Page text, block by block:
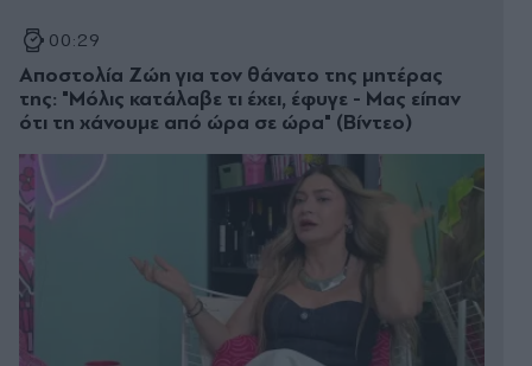
00:29
Αποστολία Ζώη για τον θάνατο της μητέρας
της: "Μόλις κατάλαβε τι έχει, έφυγε - Μας είπαν
ότι τη χάνουμε από ώρα σε ώρα" (Βίντεο)